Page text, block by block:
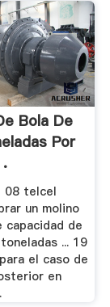
Bola De
Por
08 telcel
un molino
capacidad de
... 19
el caso de
en